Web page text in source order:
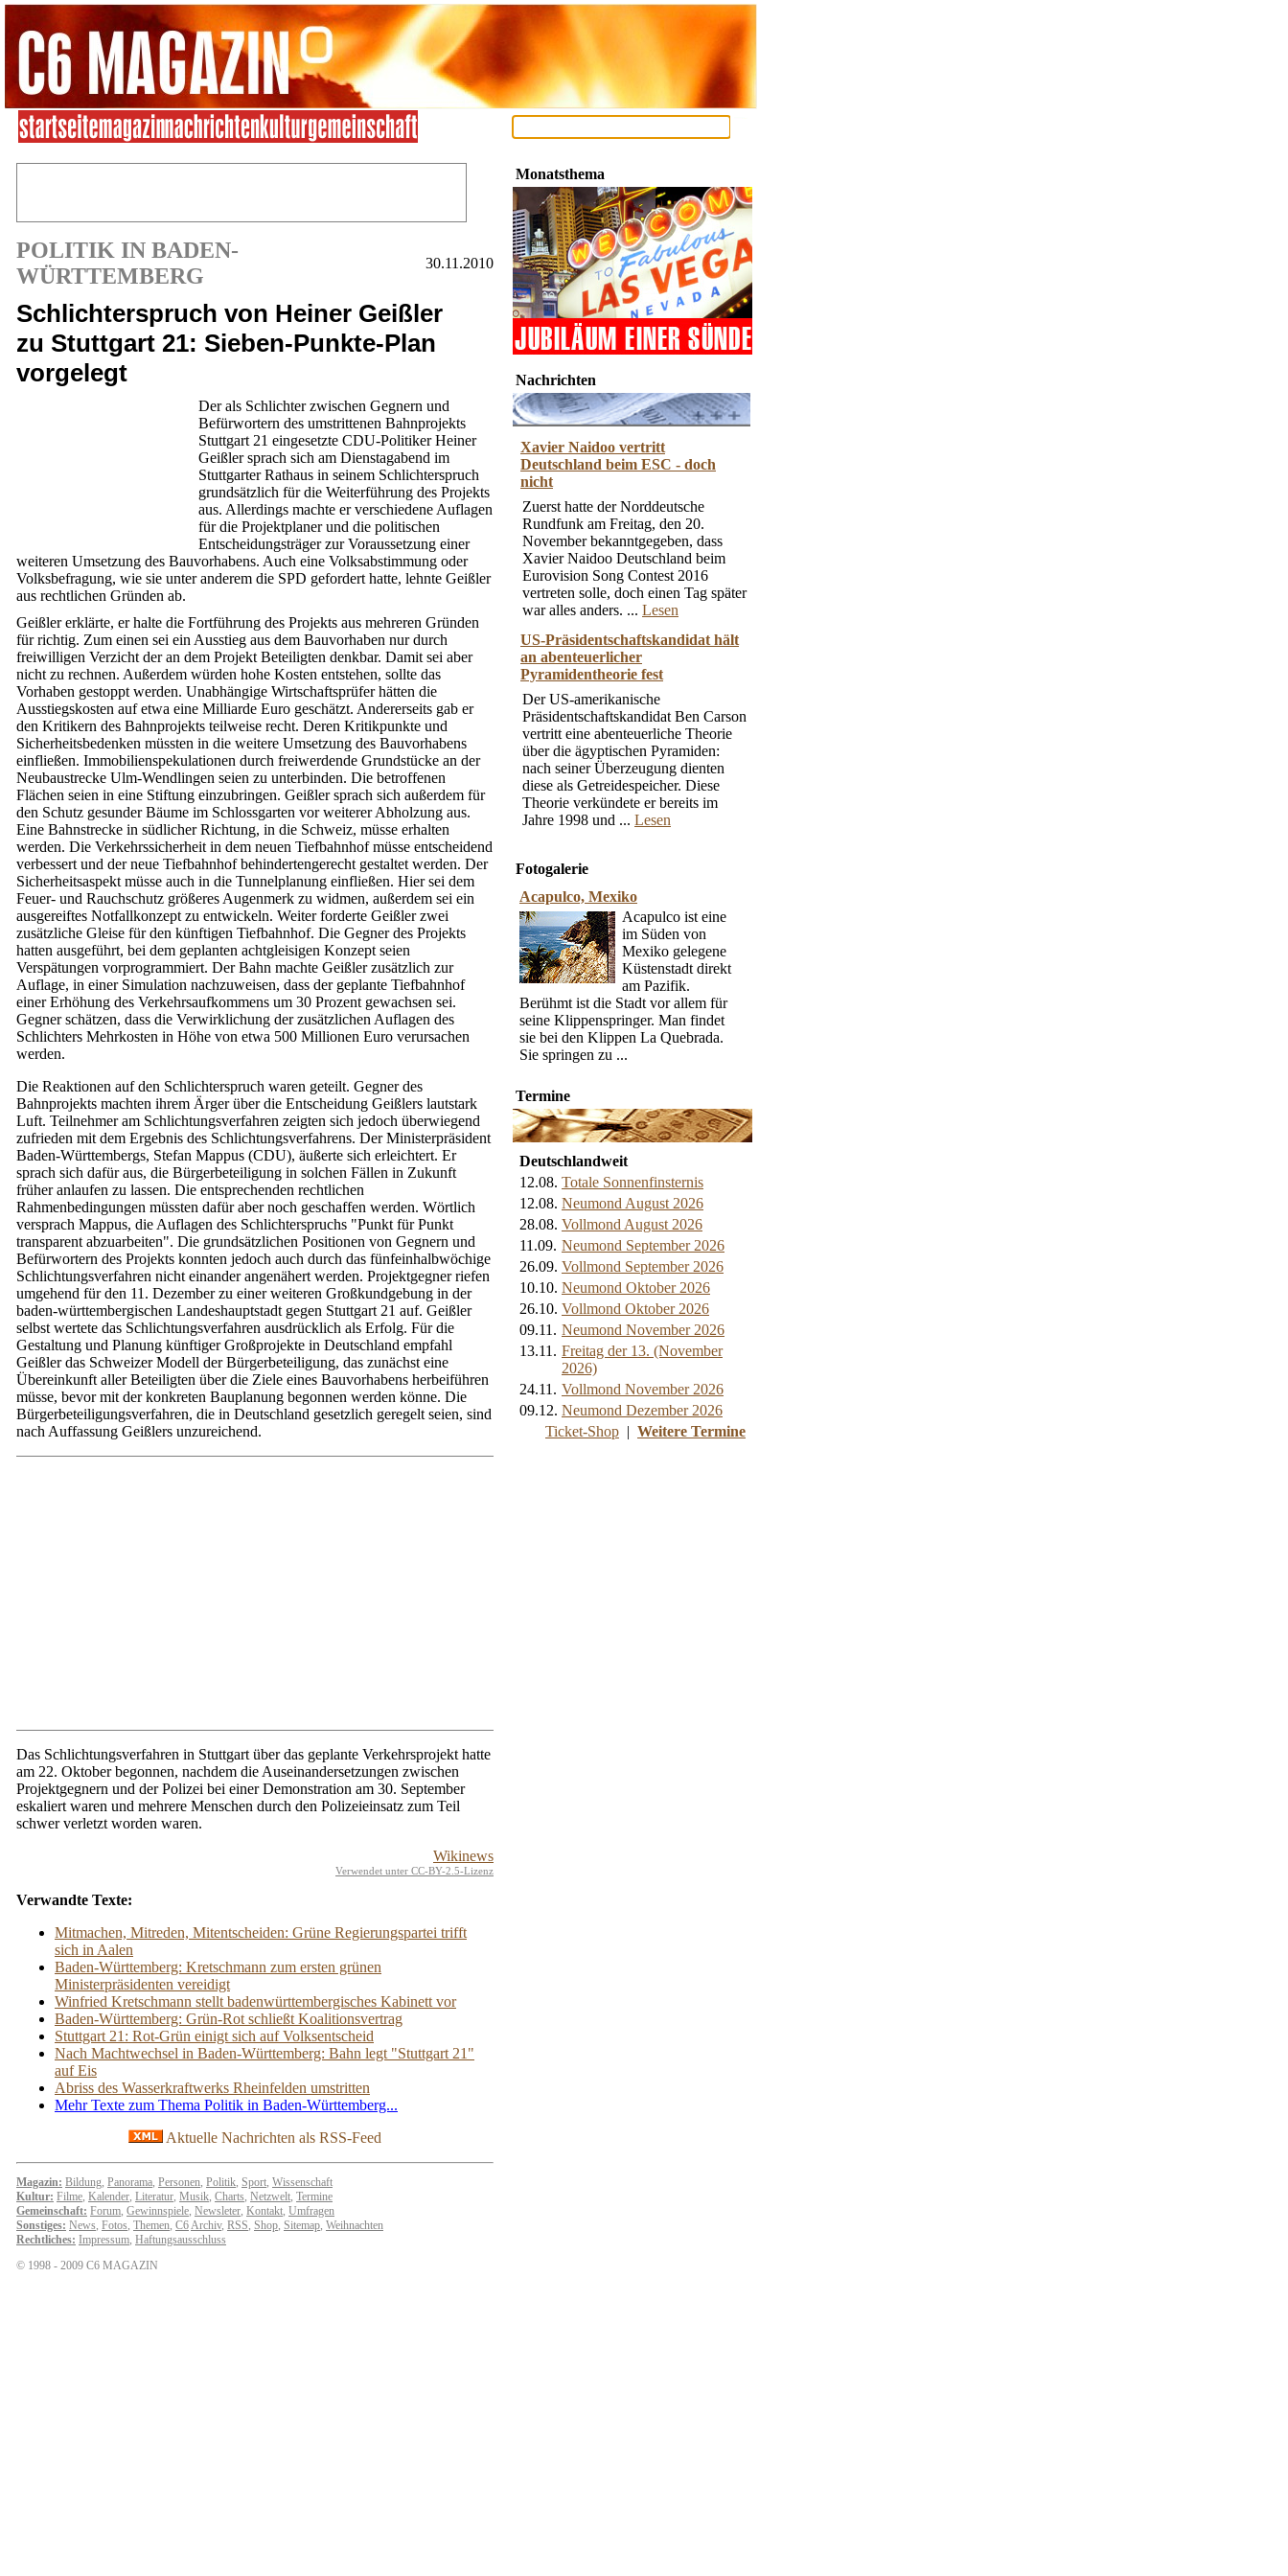
POLITIK IN BADEN-
WÜRTTEMBERG
30.11.2010
Schlichterspruch von Heiner Geißler
zu Stuttgart 21: Sieben-Punkte-Plan
vorgelegt
Der als Schlichter zwischen Gegnern und
Befürwortern des umstrittenen Bahnprojekts
Stuttgart 21 eingesetzte CDU-Politiker Heiner
Geißler sprach sich am Dienstagabend im
Stuttgarter Rathaus in seinem Schlichterspruch
grundsätzlich für die Weiterführung des Projekts
aus. Allerdings machte er verschiedene Auflagen
für die Projektplaner und die politischen
Entscheidungsträger zur Voraussetzung einer
weiteren Umsetzung des Bauvorhabens. Auch eine Volksabstimmung oder
Volksbefragung, wie sie unter anderem die SPD gefordert hatte, lehnte Geißler
aus rechtlichen Gründen ab.
Geißler erklärte, er halte die Fortführung des Projekts aus mehreren Gründen
für richtig. Zum einen sei ein Ausstieg aus dem Bauvorhaben nur durch
freiwilligen Verzicht der an dem Projekt Beteiligten denkbar. Damit sei aber
nicht zu rechnen. Außerdem würden hohe Kosten entstehen, sollte das
Vorhaben gestoppt werden. Unabhängige Wirtschaftsprüfer hätten die
Ausstiegskosten auf etwa eine Milliarde Euro geschätzt. Andererseits gab er
den Kritikern des Bahnprojekts teilweise recht. Deren Kritikpunkte und
Sicherheitsbedenken müssten in die weitere Umsetzung des Bauvorhabens
einfließen. Immobilienspekulationen durch freiwerdende Grundstücke an der
Neubaustrecke Ulm-Wendlingen seien zu unterbinden. Die betroffenen
Flächen seien in eine Stiftung einzubringen. Geißler sprach sich außerdem für
den Schutz gesunder Bäume im Schlossgarten vor weiterer Abholzung aus.
Eine Bahnstrecke in südlicher Richtung, in die Schweiz, müsse erhalten
werden. Die Verkehrssicherheit in dem neuen Tiefbahnhof müsse entscheidend
verbessert und der neue Tiefbahnhof behindertengerecht gestaltet werden. Der
Sicherheitsaspekt müsse auch in die Tunnelplanung einfließen. Hier sei dem
Feuer- und Rauchschutz größeres Augenmerk zu widmen, außerdem sei ein
ausgereiftes Notfallkonzept zu entwickeln. Weiter forderte Geißler zwei
zusätzliche Gleise für den künftigen Tiefbahnhof. Die Gegner des Projekts
hatten ausgeführt, bei dem geplanten achtgleisigen Konzept seien
Verspätungen vorprogrammiert. Der Bahn machte Geißler zusätzlich zur
Auflage, in einer Simulation nachzuweisen, dass der geplante Tiefbahnhof
einer Erhöhung des Verkehrsaufkommens um 30 Prozent gewachsen sei.
Gegner schätzen, dass die Verwirklichung der zusätzlichen Auflagen des
Schlichters Mehrkosten in Höhe von etwa 500 Millionen Euro verursachen
werden.
Die Reaktionen auf den Schlichterspruch waren geteilt. Gegner des
Bahnprojekts machten ihrem Ärger über die Entscheidung Geißlers lautstark
Luft. Teilnehmer am Schlichtungsverfahren zeigten sich jedoch überwiegend
zufrieden mit dem Ergebnis des Schlichtungsverfahrens. Der Ministerpräsident
Baden-Württembergs, Stefan Mappus (CDU), äußerte sich erleichtert. Er
sprach sich dafür aus, die Bürgerbeteiligung in solchen Fällen in Zukunft
früher anlaufen zu lassen. Die entsprechenden rechtlichen
Rahmenbedingungen müssten dafür aber noch geschaffen werden. Wörtlich
versprach Mappus, die Auflagen des Schlichterspruchs "Punkt für Punkt
transparent abzuarbeiten". Die grundsätzlichen Positionen von Gegnern und
Befürwortern des Projekts konnten jedoch auch durch das fünfeinhalbwöchige
Schlichtungsverfahren nicht einander angenähert werden. Projektgegner riefen
umgehend für den 11. Dezember zu einer weiteren Großkundgebung in der
baden-württembergischen Landeshauptstadt gegen Stuttgart 21 auf. Geißler
selbst wertete das Schlichtungsverfahren ausdrücklich als Erfolg. Für die
Gestaltung und Planung künftiger Großprojekte in Deutschland empfahl
Geißler das Schweizer Modell der Bürgerbeteiligung, das zunächst eine
Übereinkunft aller Beteiligten über die Ziele eines Bauvorhabens herbeiführen
müsse, bevor mit der konkreten Bauplanung begonnen werden könne. Die
Bürgerbeteiligungsverfahren, die in Deutschland gesetzlich geregelt seien, sind
nach Auffassung Geißlers unzureichend.
Das Schlichtungsverfahren in Stuttgart über das geplante Verkehrsprojekt hatte
am 22. Oktober begonnen, nachdem die Auseinandersetzungen zwischen
Projektgegnern und der Polizei bei einer Demonstration am 30. September
eskaliert waren und mehrere Menschen durch den Polizeieinsatz zum Teil
schwer verletzt worden waren.
Wikinews
Verwendet unter CC-BY-2.5-Lizenz
Verwandte Texte:
Mitmachen, Mitreden, Mitentscheiden: Grüne Regierungspartei trifft
sich in Aalen
Baden-Württemberg: Kretschmann zum ersten grünen
Ministerpräsidenten vereidigt
Winfried Kretschmann stellt badenwürttembergisches Kabinett vor
Baden-Württemberg: Grün-Rot schließt Koalitionsvertrag
Stuttgart 21: Rot-Grün einigt sich auf Volksentscheid
Nach Machtwechsel in Baden-Württemberg: Bahn legt "Stuttgart 21"
auf Eis
Abriss des Wasserkraftwerks Rheinfelden umstritten
Mehr Texte zum Thema Politik in Baden-Württemberg...
Aktuelle Nachrichten als RSS-Feed
Magazin: Bildung, Panorama, Personen, Politik, Sport, Wissenschaft
Kultur: Filme, Kalender, Literatur, Musik, Charts, Netzwelt, Termine
Gemeinschaft: Forum, Gewinnspiele, Newsleter, Kontakt, Umfragen
Sonstiges: News, Fotos, Themen, C6Archiv, RSS, Shop, Sitemap, Weihnachten
Rechtliches: Impressum, Haftungsausschluss
© 1998 - 2009 C6 MAGAZIN
Monatsthema
Nachrichten
Xavier Naidoo vertritt
Deutschland beim ESC - doch
nicht
Zuerst hatte der Norddeutsche
Rundfunk am Freitag, den 20.
November bekanntgegeben, dass
Xavier Naidoo Deutschland beim
Eurovision Song Contest 2016
vertreten solle, doch einen Tag später
war alles anders. ... Lesen
US-Präsidentschaftskandidat hält
an abenteuerlicher
Pyramidentheorie fest
Der US-amerikanische
Präsidentschaftskandidat Ben Carson
vertritt eine abenteuerliche Theorie
über die ägyptischen Pyramiden:
nach seiner Überzeugung dienten
diese als Getreidespeicher. Diese
Theorie verkündete er bereits im
Jahre 1998 und ... Lesen
Fotogalerie
Acapulco, Mexiko
Acapulco ist eine
im Süden von
Mexiko gelegene
Küstenstadt direkt
am Pazifik.
Berühmt ist die Stadt vor allem für
seine Klippenspringer. Man findet
sie bei den Klippen La Quebrada.
Sie springen zu ...
Termine
Deutschlandweit
12.08. Totale Sonnenfinsternis
12.08. Neumond August 2026
28.08. Vollmond August 2026
11.09. Neumond September 2026
26.09. Vollmond September 2026
10.10. Neumond Oktober 2026
26.10. Vollmond Oktober 2026
09.11. Neumond November 2026
13.11. Freitag der 13. (November
2026)
24.11. Vollmond November 2026
09.12. Neumond Dezember 2026
Ticket-Shop | Weitere Termine